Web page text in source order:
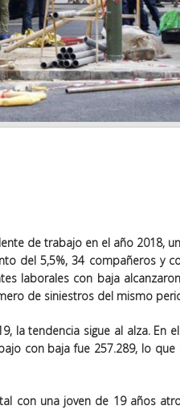
de trabajo en el año 2018,
del 5,5%, 34 compañeros y
laborales con baja
de siniestros del mismo
la tendencia sigue al alza. En
con baja fue 257.289, lo
con una joven de 19 años